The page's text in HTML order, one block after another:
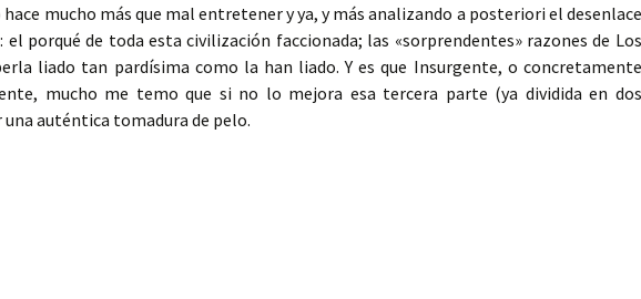
hace mucho más que mal entretener y ya, y más analizando a posteriori el desenlace
porqué de toda esta civilización faccionada; las «sorprendentes» razones de Los
liado tan pardísima como la han liado. Y es que Insurgente, o concretamente
mucho me temo que si no lo mejora esa tercera parte (ya dividida en dos
una auténtica tomadura de pelo.